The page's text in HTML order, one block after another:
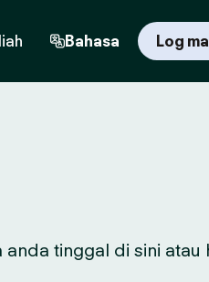
Bahasa Log
tinggal di sini atau